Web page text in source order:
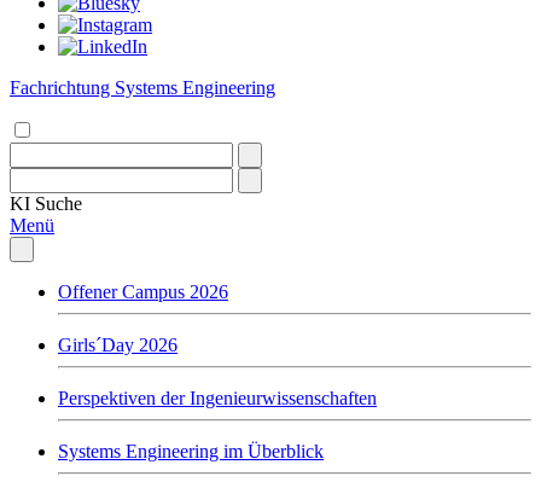
Fachrichtung Systems Engineering
KI Suche
Menü
Offener Campus 2026
Girls´Day 2026
Perspektiven der Ingenieurwissenschaften
Systems Engineering im Überblick